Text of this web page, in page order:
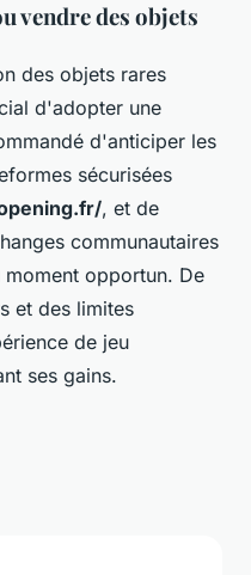
vendre des objets
des objets rares
d'adopter une
d'anticiper les
sécurisées
, et de
communautaires
opportun. De
et des limites
de jeu
ses gains.